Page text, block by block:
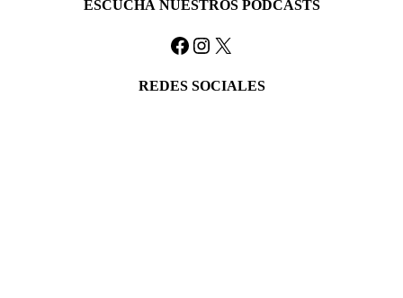
ESCUCHÁ NUESTROS PODCASTS
Facebook
Instagram
X
REDES SOCIALES